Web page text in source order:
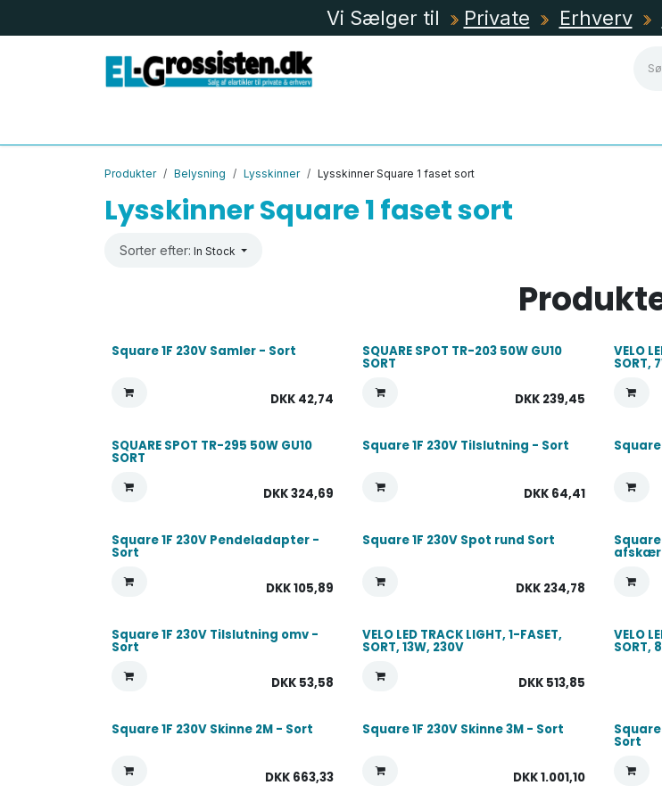
Vi Sælger til Private Erhverv
Produkter Belysning Lysskinner Lysskinner Square 1 faset sort
Lysskinner Square 1 faset sort
Sorter efter: In Stock
Square 1F 230V Samler - Sort
DKK 42,74
SQUARE SPOT TR-203 50W GU10
SORT
DKK 239,45
VELO
SORT,
SQUARE SPOT TR-295 50W GU10
SORT
DKK324,69
Square 1F 230V Tilslutning - Sort
DKK 64,41
Square
Square 1F 230V Pendeladapter -
Sort
DKK105,89
Square 1F 230V Spot rund Sort
DKK 234,78
Square
Square 1F 230V Tilslutning omv -
Sort
DKK 53,58
VELO LED TRACK LIGHT, 1-FASET,
SORT, 13W, 230V
DKK 513,85
VELO
SORT,
Square 1F 230V Skinne 2M - Sort
DKK 663,33
Square 1F 230V Skinne 3M - Sort
DKK1.001,10
Sort